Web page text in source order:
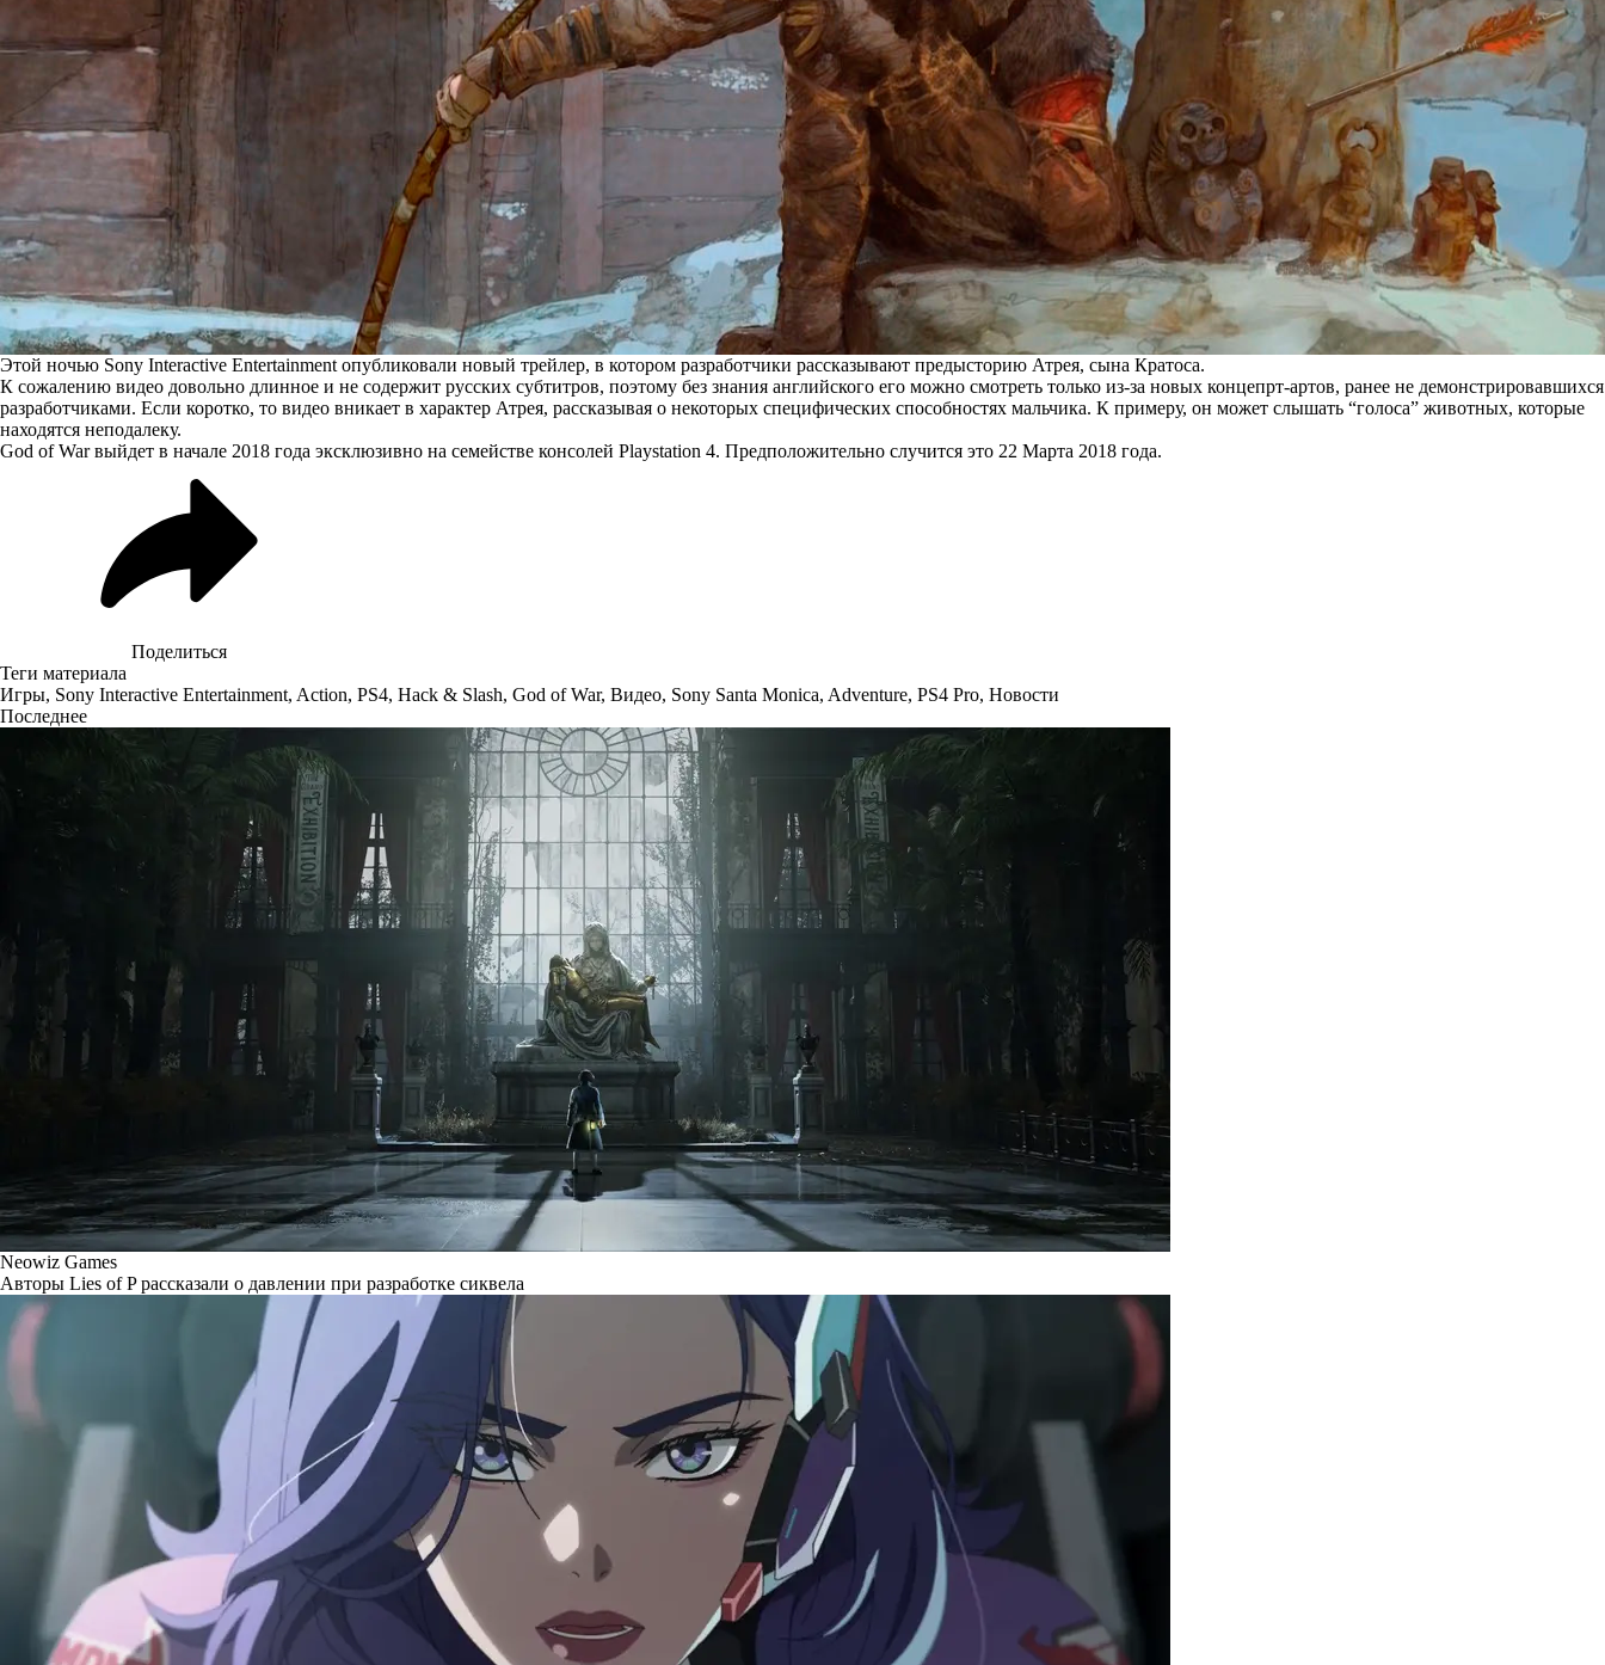
Этой ночью Sony Interactive Entertainment опубликовали новый трейлер, в котором разработчики рассказывают предысторию Атрея, сына Кратоса.
К сожалению видео довольно длинное и не содержит русских субтитров, поэтому без знания английского его можно смотреть только из-за новых концепрт-артов, ранее не демонстрировавшихся
разработчиками. Если коротко, то видео вникает в характер Атрея, рассказывая о некоторых специфических способностях мальчика. К примеру, он может слышать “голоса” животных, которые
находятся неподалеку.
God of War выйдет в начале 2018 года эксклюзивно на семействе консолей Playstation 4. Предположительно случится это 22 Марта 2018 года.
Поделиться
Теги материала
Игры, Sony Interactive Entertainment, Action, PS4, Hack & Slash, God of War, Видео, Sony Santa Monica, Adventure, PS4 Pro, Новости
Последнее
Neowiz Games
Авторы Lies of P рассказали о давлении при разработке сиквела